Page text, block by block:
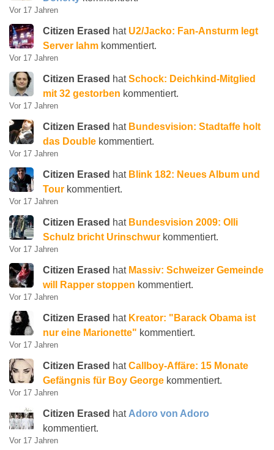
Vor 17 Jahren
Citizen Erased hat U2/Jacko: Fan-Ansturm legt
Server lahm kommentiert.
Vor 17 Jahren
Citizen Erased hatSchock: Deichkind-Mitglied
mit 32 gestorben kommentiert.
Vor 17 Jahren
Citizen Erased hat Bundesvision: Stadtaffe holt
das Double kommentiert.
Vor 17 Jahren
Citizen Erased hat Blink 182: Neues Album und
Tour kommentiert.
Vor 17 Jahren
Citizen Erased hat Bundesvision 2009: Olli
Schulz bricht Urinschwur kommentiert.
Vor 17 Jahren
Citizen Erased hat Massiv: Schweizer Gemeinde
will Rapper stoppen kommentiert.
Vor 17 Jahren
Citizen Erased hat Kreator: "Barack Obama ist
nur eine Marionette" kommentiert.
Vor 17 Jahren
Citizen Erased hatCallboy-Affäre: 15 Monate
Gefängnis für Boy George kommentiert.
Vor 17 Jahren
Citizen Erased hat Adoro von Adoro
kommentiert.
Vor 17 Jahren